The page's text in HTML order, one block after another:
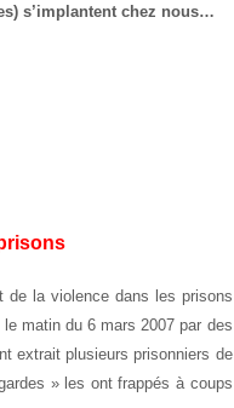
s’implantent chez nous…
de la violence dans les prisons
matin du 6 mars 2007 par des
extrait plusieurs prisonniers de
» les ont frappés à coups